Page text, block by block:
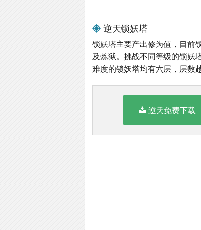
逆天锁妖塔
锁妖塔主要产出修为值，目前
及炼狱。挑战不同等级的锁妖
难度的锁妖塔均有六层，层数
逆天免费下载